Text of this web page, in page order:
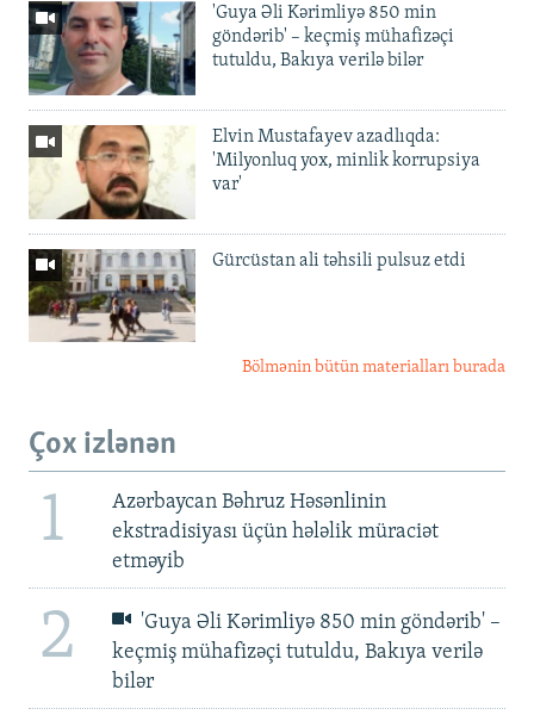
'Guya Əli Kərimliyə 850 min
göndərib' – keçmiş mühafizəçi
tutuldu, Bakıya verilə bilər
Elvin Mustafayev azadlıqda:
'Milyonluq yox, minlik korrupsiya
var'
Gürcüstan ali təhsili pulsuz etdi
Bölmənin bütün materialları burada
Çox izlənən
1
Azərbaycan Bəhruz Həsənlinin
ekstradisiyası üçün hələlik müraciət
etməyib
2
'Guya Əli Kərimliyə 850 min göndərib' –
keçmiş mühafizəçi tutuldu, Bakıya verilə
bilər